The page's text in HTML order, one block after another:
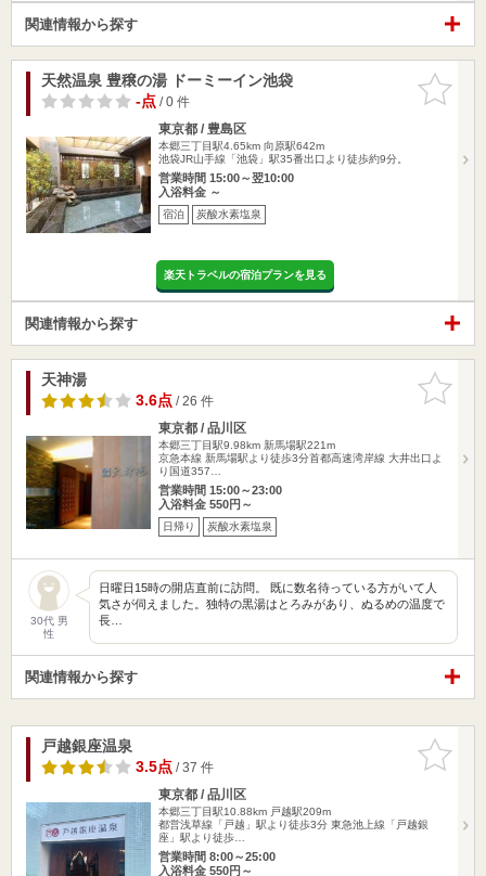
関連情報から探す
お気に入
りに追加
天然温泉 豊穣の湯 ドーミーイン池袋
-点/ 0 件
東京都 / 豊島区
本郷三丁目駅4.65km 向原駅642m
池袋JR山手線「池袋」駅35番出口より徒歩約9分。
営業時間 15:00～翌10:00
入浴料金 ～
宿泊 炭酸水素塩泉
楽天トラベルの宿泊プランを見る
関連情報から探す
お気に入
りに追加
天神湯
3.6点/ 26 件
東京都 / 品川区
本郷三丁目駅9.98km 新馬場駅221m
京急本線 新馬場駅より徒歩3分首都高速湾岸線 大井出口よ
り国道357…
営業時間 15:00～23:00
入浴料金 550円～
日帰り 炭酸水素塩泉
30代 男
性
日曜日15時の開店直前に訪問。 既に数名待っている方がいて人
気さが伺えました。独特の黒湯はとろみがあり、ぬるめの温度で
長…
関連情報から探す
お気に入
りに追加
戸越銀座温泉
3.5点/ 37 件
東京都 / 品川区
本郷三丁目駅10.88km 戸越駅209m
都営浅草線「戸越」駅より徒歩3分 東急池上線「戸越銀
座」駅より徒歩…
営業時間 8:00～25:00
入浴料金 550円～